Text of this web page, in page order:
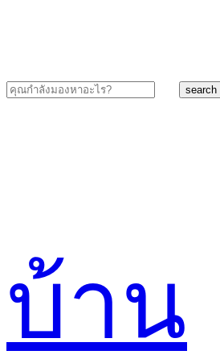
search
บ้าน